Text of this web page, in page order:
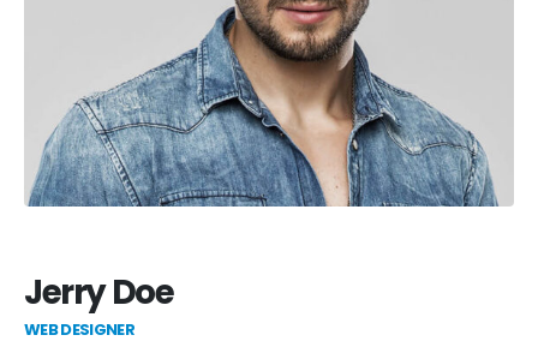
Jerry Doe
WEB DESIGNER